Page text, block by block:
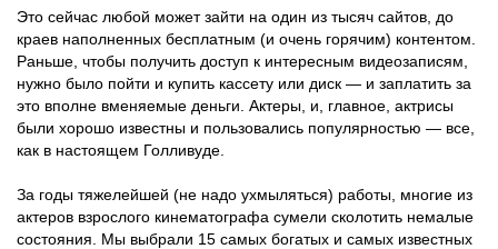
Это сейчас любой может зайти на один из тысяч сайтов, до
краев наполненных бесплатным (и очень горячим) контентом.
Раньше, чтобы получить доступ к интересным видеозаписям,
нужно было пойти и купить кассету или диск — и заплатить за
это вполне вменяемые деньги. Актеры, и, главное, актрисы
были хорошо известны и пользовались популярностью — все,
как в настоящем Голливуде.
За годы тяжелейшей (не надо ухмыляться) работы, многие из
актеров взрослого кинематографа сумели сколотить немалые
состояния. Мы выбрали 15 самых богатых и самых известных